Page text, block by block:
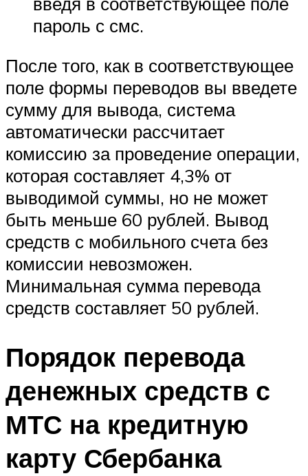
пароль с смс.
После того, как в соответствующее
поле формы переводов вы введете
сумму для вывода, система
автоматически рассчитает
комиссию за проведение операции,
которая составляет 4,3% от
выводимой суммы, но не может
быть меньше 60 рублей. Вывод
средств с мобильного счета без
комиссии невозможен.
Минимальная сумма перевода
средств составляет 50 рублей.
Порядок перевода
денежных средств с
МТС на кредитную
карту Сбербанка